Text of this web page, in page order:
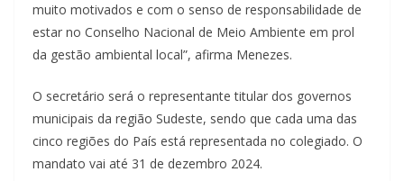
muito motivados e com o senso de responsabilidade de
estar no Conselho Nacional de Meio Ambiente em prol
da gestão ambiental local”, afirma Menezes.
O secretário será o representante titular dos governos
municipais da região Sudeste, sendo que cada uma das
cinco regiões do País está representada no colegiado. O
mandato vai até 31 de dezembro 2024.